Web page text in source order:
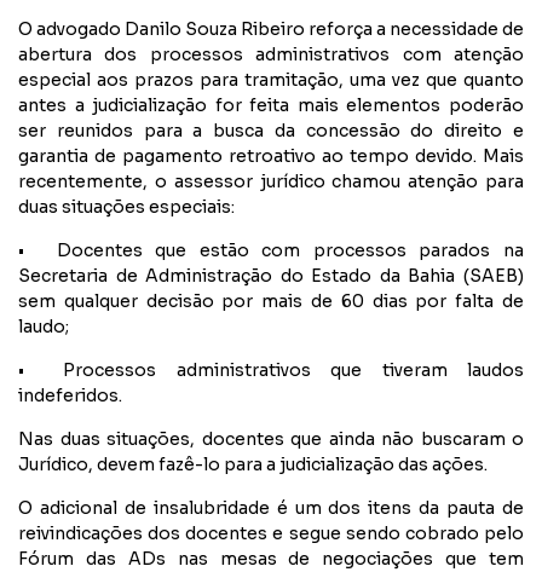
O advogado Danilo Souza Ribeiro reforça a necessidade de
abertura dos processos administrativos com atenção
especial aos prazos para tramitação, uma vez que quanto
antes a judicialização for feita mais elementos poderão
ser reunidos para a busca da concessão do direito e
garantia de pagamento retroativo ao tempo devido. Mais
recentemente, o assessor jurídico chamou atenção para
duas situações especiais:
•
Docentes que estão com processos parados na
Secretaria de Administração do Estado da Bahia (SAEB)
sem qualquer decisão por mais de 60 dias por falta de
laudo;
•
Processos administrativos que tiveram laudos
indeferidos.
Nas duas situações, docentes que ainda não buscaram o
Jurídico, devem fazê-lo para a judicialização das ações.
O adicional de insalubridade é um dos itens da pauta de
reivindicações dos docentes e segue sendo cobrado pelo
Fórum das ADs nas mesas de negociações que tem